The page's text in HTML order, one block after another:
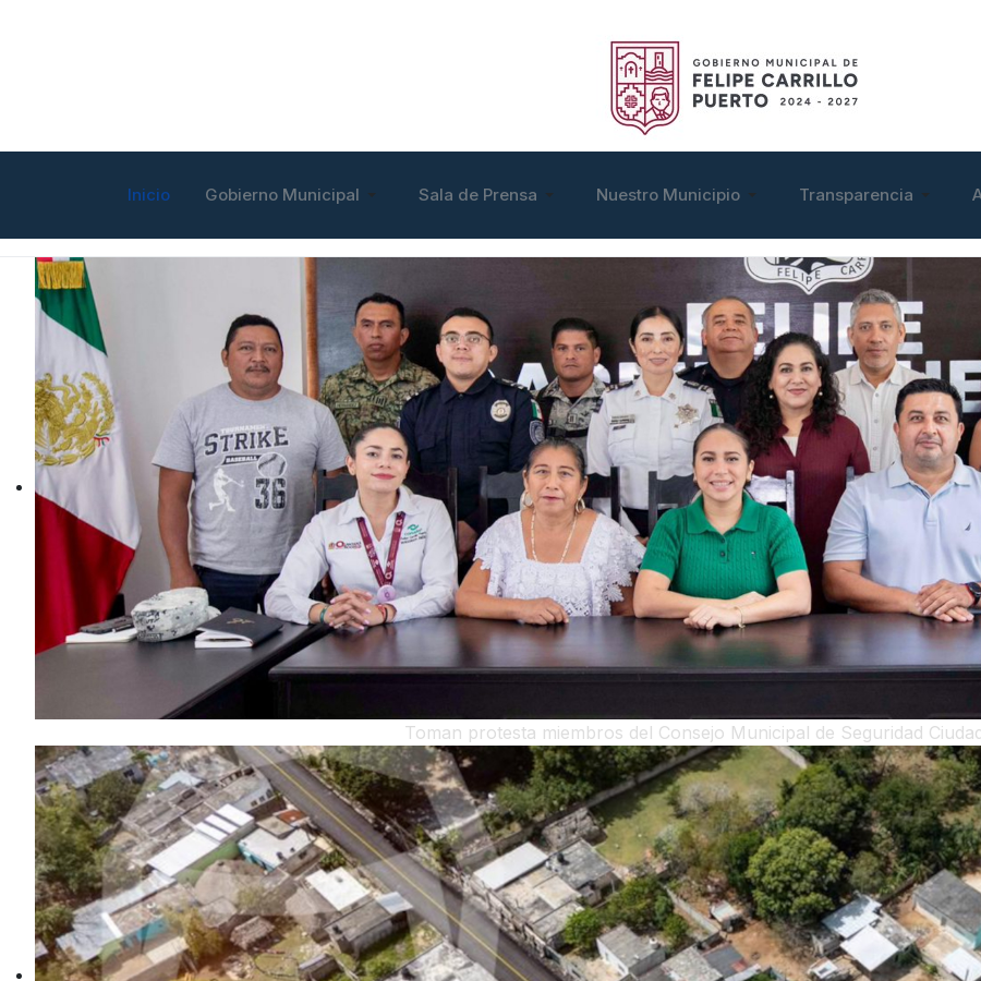
Inicio Gobierno Municipal Sala de Prensa Nuestro Municipio Transparencia
Toman protesta miembros del Consejo Municipal de Seguridad